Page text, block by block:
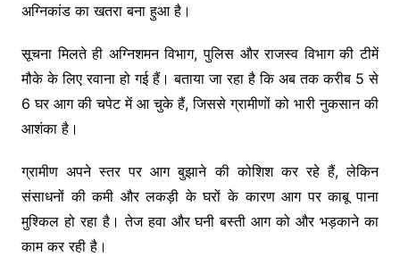
अग्निकांड का खतरा बना हुआ है।
सूचना मिलते ही अग्निशमन विभाग, पुलिस और राजस्व विभाग की टीमें
मौके के लिए रवाना हो गई हैं। बताया जा रहा है कि अब तक करीब 5 से
6 घर आग की चपेट में आ चुके हैं, जिससे ग्रामीणों को भारी नुकसान की
आशंका है।
ग्रामीण अपने स्तर पर आग बुझाने की कोशिश कर रहे हैं, लेकिन
संसाधनों की कमी और लकड़ी के घरों के कारण आग पर काबू पाना
मुश्किल हो रहा है। तेज हवा और घनी बस्ती आग को और भड़काने का
काम कर रही है।